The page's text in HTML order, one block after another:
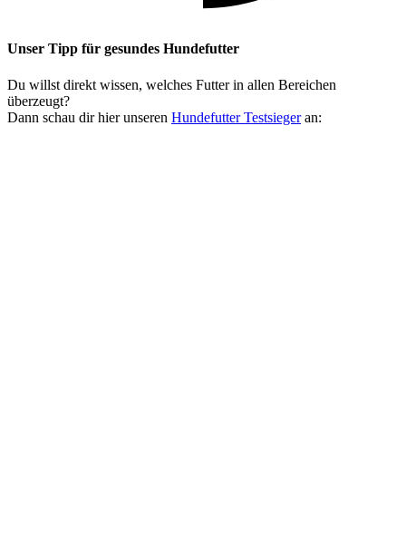
Unser Tipp für gesundes Hundefutter
Du willst direkt wissen, welches Futter in allen Bereichen
überzeugt?
Dann schau dir hier unseren Hundefutter Testsiegeran: